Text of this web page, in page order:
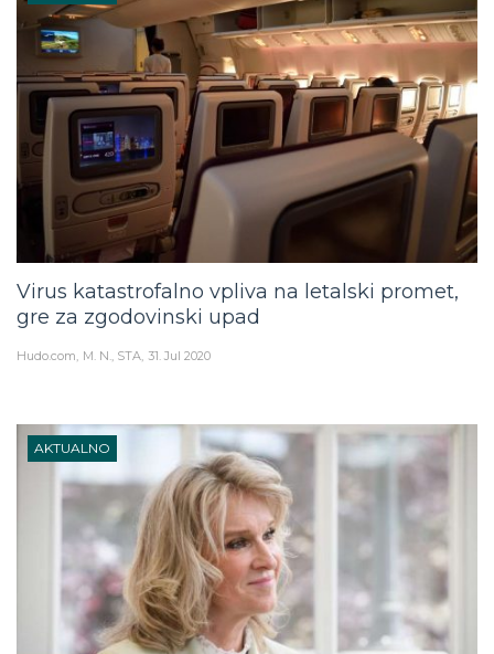
Virus katastrofalno vpliva na letalski promet,
gre za zgodovinski upad
Hudo.com M. N., STA 31. Jul 2020
AKTUALNO